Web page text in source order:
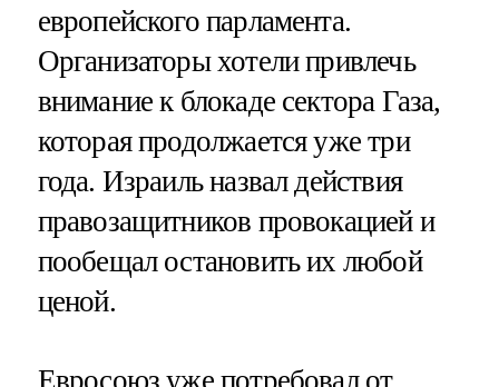
европейского парламента.
Организаторы хотели привлечь
внимание к блокаде сектора Газа,
которая продолжается уже три
года. Израиль назвал действия
правозащитников провокацией и
пообещал остановить их любой
ценой.